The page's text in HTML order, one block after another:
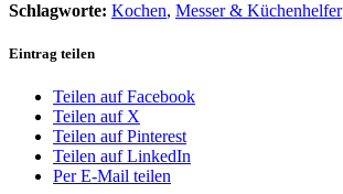
Schlagworte: Kochen, Messer & Küchenhelfer
Eintrag teilen
Teilen auf Facebook
Teilen auf X
Teilen auf Pinterest
Teilen auf LinkedIn
Per E-Mail teilen